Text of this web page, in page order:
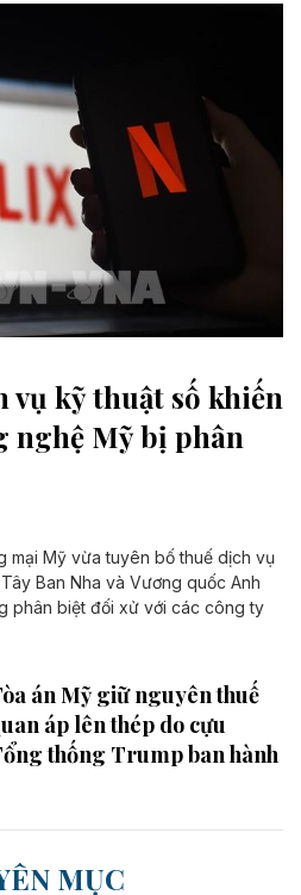
vụ kỹ thuật số khiến
nghệ Mỹ bị phân
mại Mỹ vừa tuyên bố thuế dịch vụ
Ban Nha và Vương quốc Anh
phân biệt đối xử với các công ty
án Mỹ giữ nguyên thuế
áp lên thép do cựu
thống Trump ban hành
MỤC